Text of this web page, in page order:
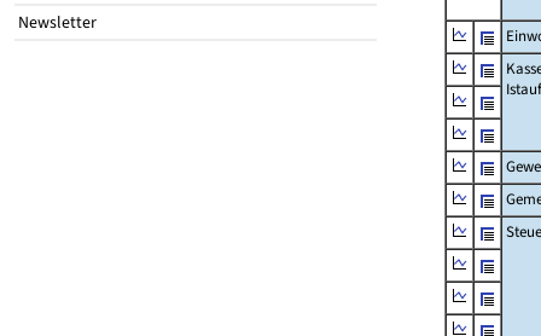
Newsletter